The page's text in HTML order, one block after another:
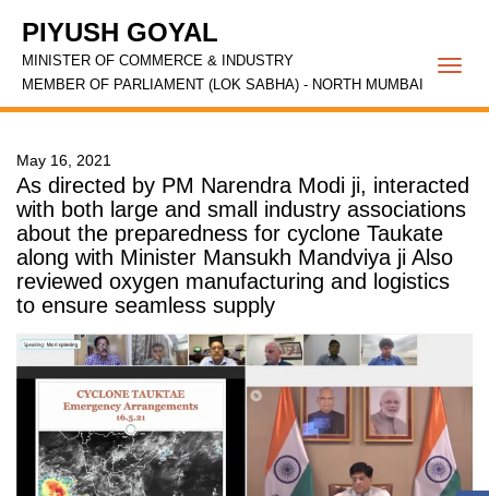
PIYUSH GOYAL
MINISTER OF COMMERCE & INDUSTRY
MEMBER OF PARLIAMENT (LOK SABHA) - NORTH MUMBAI
May 16, 2021
As directed by PM Narendra Modi ji, interacted
with both large and small industry associations
about the preparedness for cyclone Taukate
along with Minister Mansukh Mandviya ji Also
reviewed oxygen manufacturing and logistics
to ensure seamless supply